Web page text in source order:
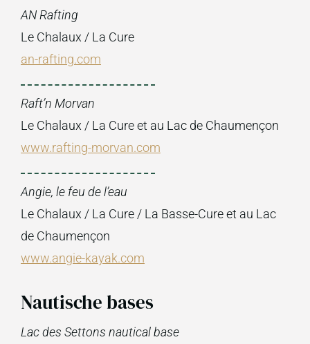
AN Rafting
Le Chalaux / La Cure
an-rafting.com
Raft’n Morvan
Le Chalaux / La Cure et au Lac de Chaumençon
www.rafting-morvan.com
Angie, le feu de l’eau
Le Chalaux / La Cure / La Basse-Cure et au Lac
de Chaumençon
www.angie-kayak.com
Nautische bases
Lac des Settons nautical base